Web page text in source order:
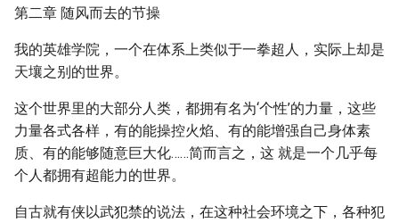
第二章 随风而去的节操
我的英雄学院，一个在体系上类似于一拳超人，实际上却是
天壤之别的世界。
这个世界里的大部分人类，都拥有名为‘个性’的力量，这些
力量各式各样，有的能操控火焰、有的能增强自己身体素
质、有的能够随意巨大化……简而言之，这 就是一个几乎每
个人都拥有超能力的世界。
自古就有侠以武犯禁的说法，在这种社会环境之下，各种犯